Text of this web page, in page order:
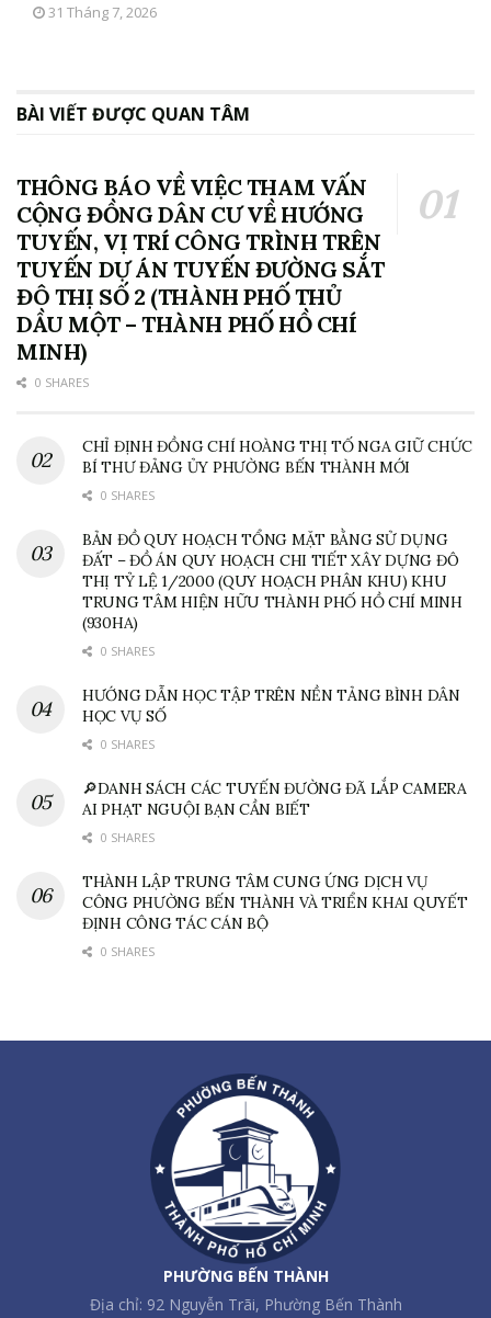
31 Tháng 7, 2026
BÀI VIẾT ĐƯỢC QUAN TÂM
THÔNG BÁO VỀ VIỆC THAM VẤN
CỘNG ĐỒNG DÂN CƯ VỀ HƯỚNG
TUYẾN, VỊ TRÍ CÔNG TRÌNH TRÊN
TUYẾN DỰ ÁN TUYẾN ĐƯỜNG SẮT
ĐÔ THỊ SỐ 2 (THÀNH PHỐ THỦ
DẦU MỘT – THÀNH PHỐ HỒ CHÍ
MINH)
0 SHARES
CHỈ ĐỊNH ĐỒNG CHÍ HOÀNG THỊ TỐ NGA GIỮ CHỨC
BÍ THƯ ĐẢNG ỦY PHƯỜNG BẾN THÀNH MỚI
0 SHARES
BẢN ĐỒ QUY HOẠCH TỔNG MẶT BẰNG SỬ DỤNG
ĐẤT – ĐỒ ÁN QUY HOẠCH CHI TIẾT XÂY DỰNG ĐÔ
THỊ TỶ LỆ 1/2000 (QUY HOẠCH PHÂN KHU) KHU
TRUNG TÂM HIỆN HỮU THÀNH PHỐ HỒ CHÍ MINH
(930HA)
0 SHARES
HƯỚNG DẪN HỌC TẬP TRÊN NỀN TẢNG BÌNH DÂN
HỌC VỤ SỐ
0 SHARES
🔎DANH SÁCH CÁC TUYẾN ĐƯỜNG ĐÃ LẮP CAMERA
AI PHẠT NGUỘI BẠN CẦN BIẾT
0 SHARES
THÀNH LẬP TRUNG TÂM CUNG ỨNG DỊCH VỤ
CÔNG PHƯỜNG BẾN THÀNH VÀ TRIỂN KHAI QUYẾT
ĐỊNH CÔNG TÁC CÁN BỘ
0 SHARES
PHƯỜNG BẾN THÀNH
Địa chỉ: 92 Nguyễn Trãi, Phường Bến Thành